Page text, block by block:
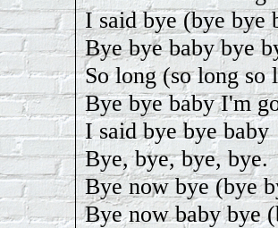
I said bye (bye bye
Bye bye baby bye
So long (so long so
Bye bye baby I'm
I said bye bye baby
Bye, bye, bye, bye.
Bye now bye (bye
Bye now baby bye